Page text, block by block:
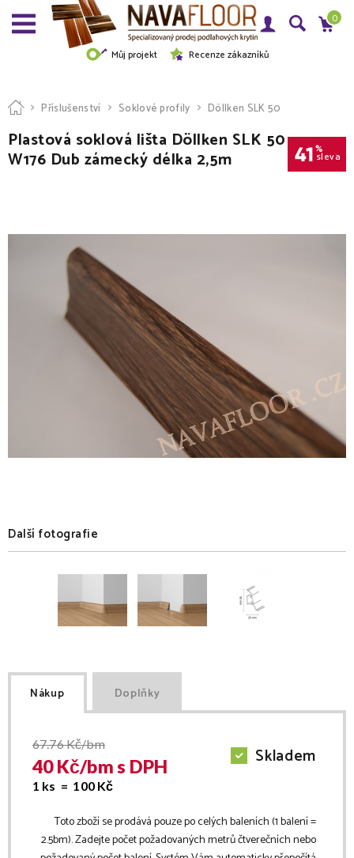
Můj projekt Recenze zákazníků
0
Příslušenství Soklové profily Döllken SLK 50
Plastová soklová lišta Döllken SLK 50
W176 Dub zámecký délka 2,5m 41 %
sleva
Další fotografie
Nákup Doplňky
67.76Kč/bm
40Kč/bms DPH
1 ks = 100Kč
Skladem
Toto zboží se prodává pouze po celých baleních (1 balení =
2.5bm). Zadejte počet požadovaných metrů čtverečních nebo